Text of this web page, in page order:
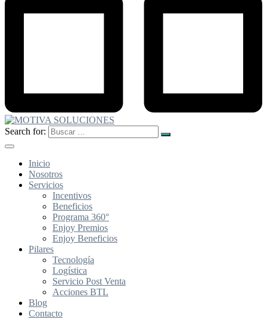
Search for:
Inicio
Nosotros
Servicios
Incentivos
Beneficios
Programa 360°
Enjoy Premios
Enjoy Beneficios
Pilares
Tecnología
Logística
Servicio Post Venta
Acciones BTL
Blog
Contacto